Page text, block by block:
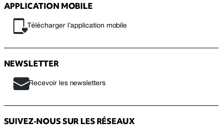
APPLICATION MOBILE
Télécharger l’application mobile
NEWSLETTER
Recevoir les newsletters
SUIVEZ-NOUS SUR LES RÉSEAUX